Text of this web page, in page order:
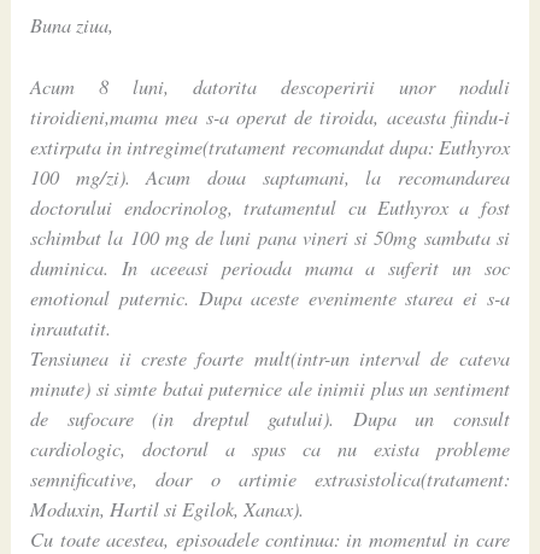
Buna ziua,
Acum 8 luni, datorita descoperirii unor noduli
tiroidieni,mama mea s-a operat de tiroida, aceasta fiindu-i
extirpata in intregime(tratament recomandat dupa: Euthyrox
100 mg/zi). Acum doua saptamani, la recomandarea
doctorului endocrinolog, tratamentul cu Euthyrox a fost
schimbat la 100 mg de luni pana vineri si 50mg sambata si
duminica. In aceeasi perioada mama a suferit un soc
emotional puternic. Dupa aceste evenimente starea ei s-a
inrautatit.
Tensiunea ii creste foarte mult(intr-un interval de cateva
minute) si simte batai puternice ale inimii plus un sentiment
de sufocare (in dreptul gatului). Dupa un consult
cardiologic, doctorul a spus ca nu exista probleme
semnificative, doar o artimie extrasistolica(tratament:
Moduxin, Hartil si Egilok, Xanax).
Cu toate acestea, episoadele continua: in momentul in care